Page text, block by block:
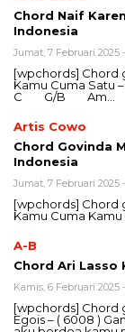
Chord Naif
Indonesia
Jumat, 7 Februari 2025
[wpchords] Chord
Kamu Cuma Satu
C G/B Am…
Artis Cowo
Chord Govinda
Indonesia
Jumat, 7 Februari 2025
[wpchords] Chord
Kamu Cuma
A-B
Chord Ari Lasso
Kamis, 6 Februari 2025
[wpchords] Chord
Egois – ( 6008 )